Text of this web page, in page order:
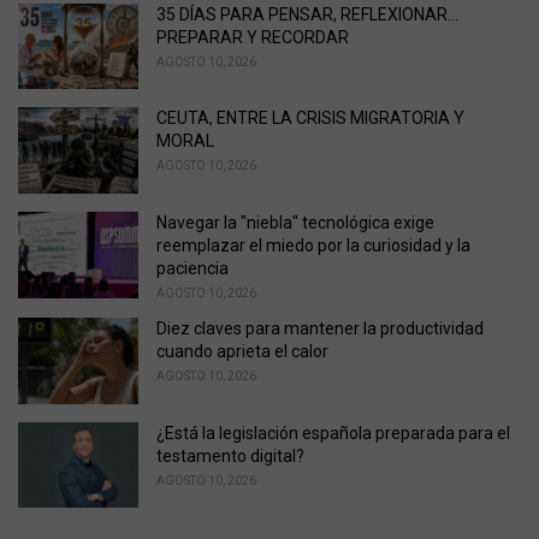
i
e
s
:
35 DÍAS PARA PENSAR, REFLEXIONAR...
PREPARAR Y RECORDAR
AGOSTO 10, 2026
CEUTA, ENTRE LA CRISIS MIGRATORIA Y
MORAL
AGOSTO 10, 2026
Navegar la "niebla" tecnológica exige
reemplazar el miedo por la curiosidad y la
paciencia
AGOSTO 10, 2026
Diez claves para mantener la productividad
cuando aprieta el calor
AGOSTO 10, 2026
¿Está la legislación española preparada para el
testamento digital?
AGOSTO 10, 2026